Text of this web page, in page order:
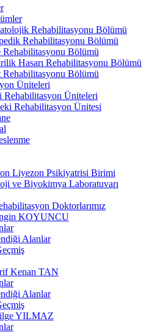
Rehabilitasyonu Bölümü
Rehabilitasyonu Bölümü
Rehabilitasyonu Bölümü
Hasarı Rehabilitasyonu Bölümü
Rehabilitasyonu Bölümü
Üniteleri
Rehabilitasyon Üniteleri
Rehabilitasyon Ünitesi
Liyezon Psikiyatrisi Birimi
ve Biyokimya Laboratuvarı
Doktorlarımız
KOYUNCU
Alanlar
Kenan TAN
Alanlar
YILMAZ